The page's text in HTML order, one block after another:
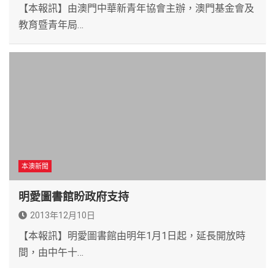
【本報訊】由澳門中華新青年協會主辦，澳門基金會及
教育暨青年局…
本澳新聞
明愛圖書館盼政府支持
2013年12月10日
【本報訊】明愛圖書館由明年1月1日起，延長開放時
間，由中午十…